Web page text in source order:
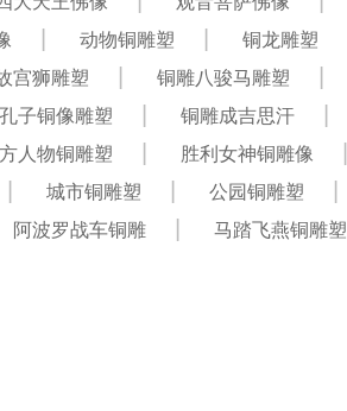
动物铜雕塑 铜龙雕塑
宫狮雕塑 铜雕八骏马雕塑
孔子铜像雕塑 铜雕成吉思汗
人物铜雕塑 胜利女神铜雕像
城市铜雕塑 公园铜雕塑
阿波罗战车铜雕 马踏飞燕铜雕塑